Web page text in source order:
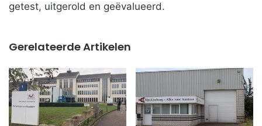
getest, uitgerold en geëvalueerd.
Gerelateerde Artikelen